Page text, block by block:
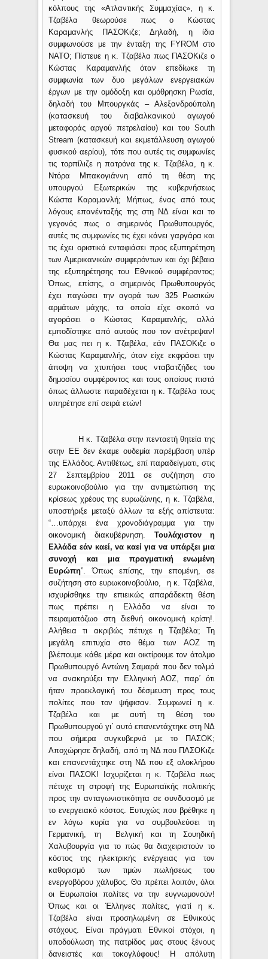
κόλπους της «Ατλαντικής Συμμαχίας», η κ.
Τζαβέλα θεωρούσε πως ο Κώστας
Καραμανλής ΠΑΣΟΚιζε; Δηλαδή, η ίδια
συμφωνούσε με την ένταξη της FYROM στο
ΝΑΤΟ; Πίστευε η κ. Τζαβέλα πως ΠΑΣΟΚιζε ο
Κώστας Καραμανλής όταν επεδίωκε τη
συμφωνία των δυο μεγάλων ενεργειακών
έργων με την ομόδοξη και ομόθρησκη Ρωσία,
δηλαδή του Μπουργκάς – Αλεξανδρούπολη
(κατασκευή του διαβαλκανικού αγωγού
μεταφοράς αργού πετρελαίου) και τουSouth
Stream (κατασκευή και εκμετάλλευση αγωγού
φυσικού αερίου), τότε που αυτές τις συμφωνίες
τις τορπίλιζε η πατρόνα της κ. Τζαβέλα, η κ.
Ντόρα Μπακογιάννη από τη θέση της
υπουργού Εξωτερικών της κυβερνήσεως
Κώστα Καραμανλή; Μήπως, ένας από τους
λόγους επανένταξής της στη ΝΔ είναι και το
γεγονός πως ο σημερινός Πρωθυπουργός,
αυτές τις συμφωνίες τις έχει κάνει γαργάρα και
τις έχει οριστικά ενταφιάσει προς εξυπηρέτηση
των Αμερικανικών συμφερόντων και όχι βέβαια
της εξυπηρέτησης του Εθνικού συμφέροντος;
Όπως, επίσης, ο σημερινός Πρωθυπουργός
έχει παγώσει την αγορά των 325 Ρωσικών
αρμάτων μάχης, τα οποία είχε σκοπό να
αγοράσει ο Κώστας Καραμανλής, αλλά
εμποδίστηκε από αυτούς που τον ανέτρεψαν!
Θα μας πει η κ. Τζαβέλα, εάν ΠΑΣΟΚιζε ο
Κώστας Καραμανλής, όταν είχε εκφράσει την
άποψη να χτυπήσει τους νταβατζήδες του
δημοσίου συμφέροντος και τους οποίους πιστά
όπως άλλωστε παραδέχεται η κ. Τζαβέλα τους
υπηρέτησε επί σειρά ετών!
Η κ. Τζαβέλα στην πενταετή θητεία της
στην ΕΕ δεν έκαμε ουδεμία παρέμβαση υπέρ
της Ελλάδος. Αντιθέτως, επί παραδείγματι, στις
27 Σεπτεμβρίου 2011 σε συζήτηση στο
ευρωκοινοβούλιο για την αντιμετώπιση της
κρίσεως χρέους της ευρωζώνης, η κ. Τζαβέλα,
υποστήριξε μεταξύ άλλων τα εξής απίστευτα:
“…υπάρχει ένα χρονοδιάγραμμα για την
οικονομική διακυβέρνηση. Τουλάχιστον η
Ελλάδα εάν καεί, να καεί για να υπάρξει μια
συνοχή και μια πραγματική ενωμένη
Ευρώπη”. Όπως επίσης, την επομένη,σε
συζήτηση στο ευρωκοινοβούλιο, η κ. Τζαβέλα,
ισχυρίσθηκε την επιεικώς απαράδεκτη θέση
πως πρέπει η Ελλάδα να είναι το
πειραματόζωο στη διεθνή οικονομική κρίση!.
Αλήθεια τι ακριβώς πέτυχε ηΤζαβέλα; Τη
μεγάλη επιτυχία στο θέμα των ΑΟΖ τη
βλέπουμε κάθε μέρα και οικτίρουμε τον άτολμο
Πρωθυπουργό Αντώνη Σαμαρά που δεν τολμά
να ανακηρύξει την Ελληνική ΑΟΖ, παρ΄ ότι
ήταν προεκλογική του δέσμευση προς τους
πολίτες που τον ψήφισαν. Συμφωνεί η κ.
Τζαβέλα και με αυτή τη θέση του
Πρωθυπουργού γι΄ αυτό επανεντάχτηκε στη ΝΔ
που σήμερα συγκυβερνά με το ΠΑΣΟΚ;
Αποχώρησε δηλαδή, από τη ΝΔ που ΠΑΣΟΚιζε
και επανεντάχτηκε στη ΝΔ που εξ ολοκλήρου
είναι ΠΑΣΟΚ! Ισχυρίζεται η κ. Τζαβέλα πως
πέτυχε τη στροφή της Ευρωπαϊκής πολιτικής
προς την ανταγωνιστικότητα σε συνδυασμό με
το ενεργειακό κόστος. Ευτυχώς που βρέθηκε η
εν λόγω κυρία για να συμβουλεύσει τη
Γερμανική, τη Βελγική και τη Σουηδική
Χαλυβουργία για το πώς θα διαχειριστούν το
κόστος της ηλεκτρικής ενέργειας για τον
καθορισμό των τιμών πωλήσεως του
ενεργοβόρου χάλυβος. Θα πρέπει λοιπόν, όλοι
οι Ευρωπαίοι πολίτες να την ευγνωμονούν!
Όπως και οι Έλληνες πολίτες, γιατί η κ.
Τζαβέλα είναι προσηλωμένη σε Εθνικούς
στόχους. Είναι πράγματι Εθνικοί στόχοι, η
υποδούλωση της πατρίδος μας στους ξένους
δανειστές και τοκογλύφους! Η απόλυτη